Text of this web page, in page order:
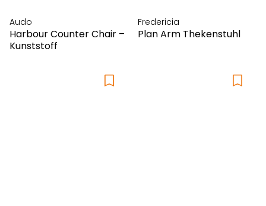
Audo
Harbour Counter Chair –
Kunststoff
Fredericia
Plan Arm Thekenstuhl